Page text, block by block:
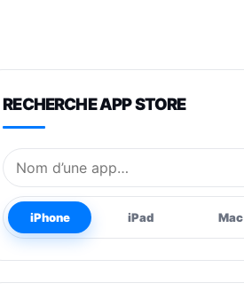
RECHERCHE APP STORE
Nom de l’application
iPhone iPad Mac